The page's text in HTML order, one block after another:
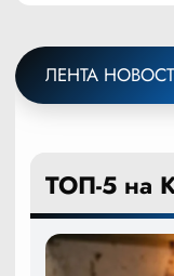
ЛЕНТА
ТОП-5 на